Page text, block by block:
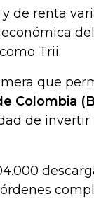
de renta
Trii.
que
Colombia
de invertir